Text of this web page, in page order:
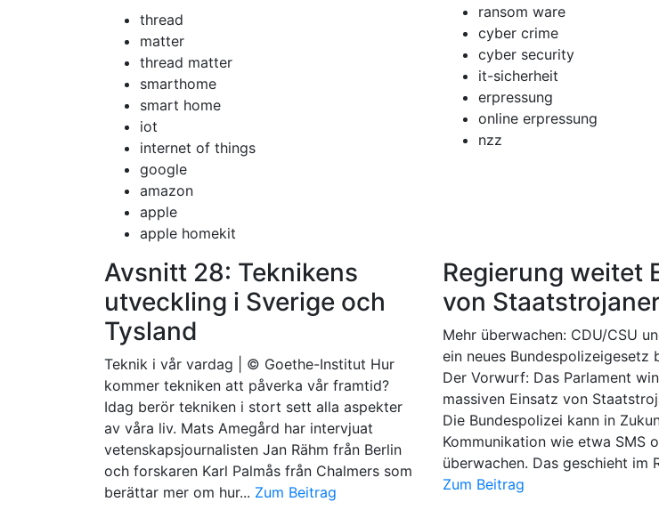
thread
matter
thread matter
smarthome
smart home
iot
internet of things
google
amazon
apple
apple homekit
ransom ware
cyber crime
cyber security
it-sicherheit
erpressung
online erpressung
nzz
​Avsnitt 28: Teknikens
utveckling i Sverige och
Tysland
Teknik i vår vardag | © Goethe-Institut Hur
kommer tekniken att påverka vår framtid?
Idag berör tekniken i stort sett alla aspekter
av våra liv. Mats Amegård har intervjuat
vetenskapsjournalisten Jan Rähm från Berlin
och forskaren Karl Palmås från Chalmers som
berättar mer om hur... Zum Beitrag
Regierung weitet
von
Mehr überwachen: CDU/CSU
ein neues Bundespolizeigesetz
Der Vorwurf: Das Parlament
massiven Einsatz von
Die Bundespolizei kann in
Kommunikation wie etwa SMS
überwachen. Das geschieht im
Zum Beitrag